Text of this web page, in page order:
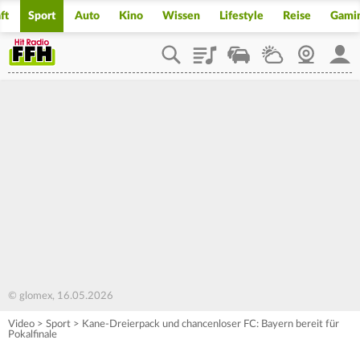
Sport Auto Kino Wissen Lifestyle Reise
PlaylistStaupilotWetterWebcam
© glomex, 16.05.2026
Video > Sport > Kane-Dreierpack und chancenloser FC: Bayern bereit für
Pokalfinale